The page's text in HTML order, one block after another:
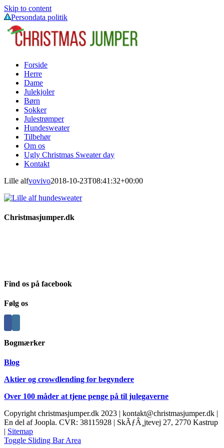
Skip to content
Persondata politik
Forside
Herre
Dame
Julekjoler
Børn
Sokker
Julestrømper
Hundesweater
Tilbehør
Om os
Ugly Christmas Sweater day
Kontakt
Lille alfvovivo2018-10-23T08:41:32+00:00
Christmasjumper.dk
Find os på facebook
Følg os
Bogmærker
Blog
Aktier og crowdlending for begyndere
Over 100 måder at tjene penge på til julegaverne
Copyright christmasjumper.dk 2023 | kontakt@christmasjumper.dk |
En del af Joopla. CVR: 38115928 | SkÃƒÂ¸jtevej 27, 2770 Kastrup
| Sitemap
Toggle Sliding Bar Area